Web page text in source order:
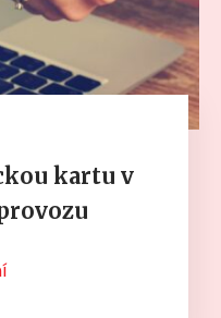
kartu v